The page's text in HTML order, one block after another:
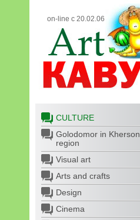
on-line с 20.02.06
CULTURE
Golodomor in Kherson
region
Visual art
Arts and crafts
Design
Cinema